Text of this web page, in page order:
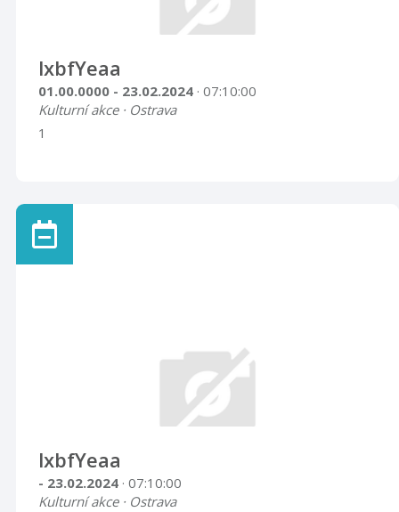
lxbfYeaa
01.00.0000 - 23.02.2024 · 07:10:00
Kulturní akce · Ostrava
1
lxbfYeaa
- 23.02.2024 · 07:10:00
Kulturní akce · Ostrava